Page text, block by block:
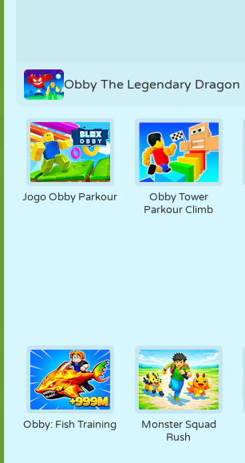
Obby The Legendary Dragon
Jogo Obby Parkour
Obby Tower
Parkour Climb
Obby: Fish Training
Monster Squad
Rush